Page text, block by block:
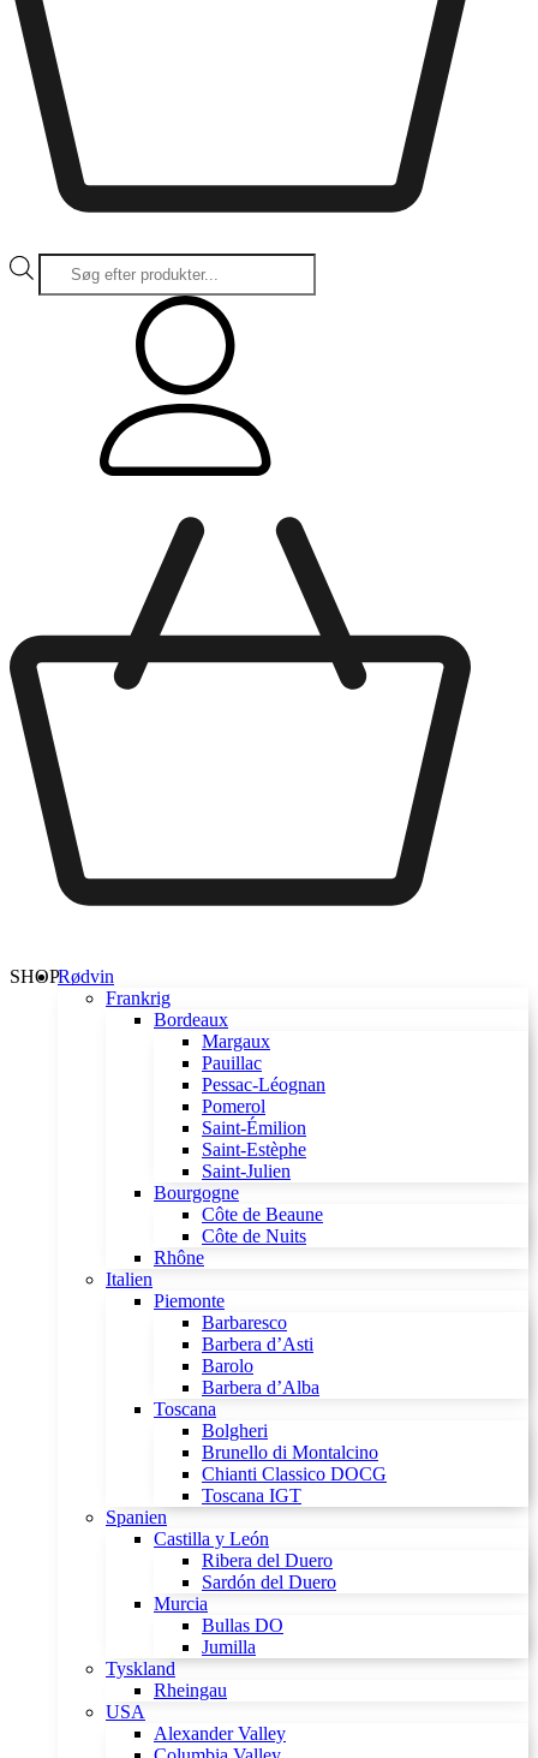
Products
search
Rødvin
Frankrig
Bordeaux
Margaux
Pauillac
Pessac-Léognan
Pomerol
Saint-Émilion
Saint-Estèphe
Saint-Julien
Bourgogne
Côte de Beaune
Côte de Nuits
Rhône
Italien
Piemonte
Barbaresco
Barbera d’Asti
Barolo
Barbera d’Alba
Toscana
Bolgheri
Brunello di Montalcino
Chianti Classico DOCG
Toscana IGT
Spanien
Castilla y León
Ribera del Duero
Sardón del Duero
Murcia
Bullas DO
Jumilla
Tyskland
Rheingau
USA
Alexander Valley
SHOP